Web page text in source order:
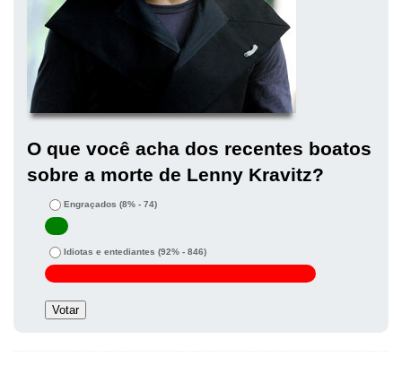
O que você acha dos recentes boatos
sobre a morte de Lenny Kravitz?
Engraçados (8% - 74)
Idiotas e entediantes (92% - 846)